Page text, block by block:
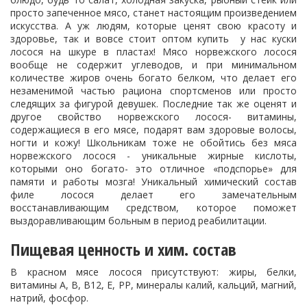
просто запеченное мясо, станет настоящим произведением
искусства. А уж людям, которые ценят свою красоту и
здоровье, так и вовсе стоит оптом купить у нас куски
лосося на шкуре в пластах! Мясо норвежского лосося
вообще не содержит углеводов, и при минимальном
количестве жиров очень богато белком, что делает его
незаменимой частью рациона спортсменов или просто
следящих за фигурой девушек. Последние так же оценят и
другое свойство норвежского лосося- витамины,
содержащиеся в его мясе, подарят вам здоровые волосы,
ногти и кожу! Школьникам тоже не обойтись без мяса
норвежского лосося - уникальные жирные кислоты,
которыми оно богато- это отличное «подспорье» для
памяти и работы мозга! Уникальный химический состав
филе лосося делает его замечательным
восстанавливающим средством, которое поможет
выздоравливающим больным в период реабилитации.
Пищевая ценность и хим. состав
В красном мясе лосося присутствуют: жиры, белки,
витамины А, В, В12, Е, PP, минералы калий, кальций, магний,
натрий, фосфор.